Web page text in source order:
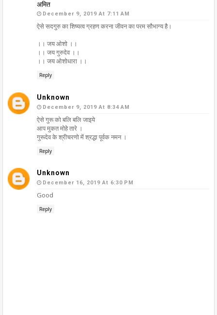
अमित
December 9, 2019 At 7:11 AM
ऐसे सदगुरु का शिष्यत्व ग्रहण करना जीवन का परम सौभाग्य है।
।। जय ओशो ।।
।। जय गुरुदेव ।।
।। जय ओशोधारा ।।
Reply
Unknown
December 9, 2019 At 8:34 AM
ऐसे गुरू को बलि बलि जाइये
आप मुकत मोहे तारे ।
गुरूदेव के श्रीचरणो में श्रद्धा पूर्वक नमन ।
Reply
Unknown
December 16, 2019 At 6:30 PM
Good
Reply